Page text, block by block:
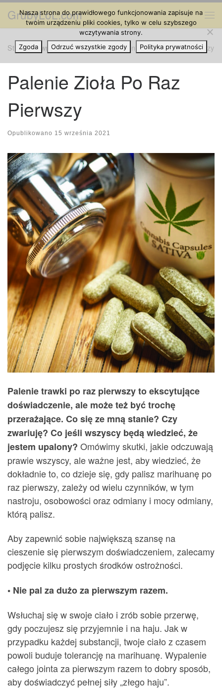
Przejdź do treści
GrubyLoL.com
Strona główna » Grube Artykuły » Palenie Zioła Po Raz Pierwszy
Palenie Zioła Po Raz
Pierwszy
Opublikowano 15 września 2021
Palenie trawki po raz pierwszy to ekscytujące
doświadczenie, ale może też być trochę
przerażające. Co się ze mną stanie? Czy
zwariuję? Co jeśli wszyscy będą wiedzieć, że
jestem upalony? Omówimy skutki, jakie odczuwają
prawie wszyscy, ale ważne jest, aby wiedzieć, że
dokładnie to, co dzieje się, gdy palisz marihuanę po
raz pierwszy, zależy od wielu czynników, w tym
nastroju, osobowości oraz odmiany i mocy odmiany,
którą palisz.
Aby zapewnić sobie największą szansę na
cieszenie się pierwszym doświadczeniem, zalecamy
podjęcie kilku prostych środków ostrożności.
• Nie pal za dużo za pierwszym razem.
Wsłuchaj się w swoje ciało i zrób sobie przerwę,
gdy poczujesz się przyjemnie i na haju. Jak w
przypadku każdej substancji, twoje ciało z czasem
powoli buduje tolerancję na marihuanę. Wypalenie
całego jointa za pierwszym razem to dobry sposób,
aby doświadczyć pełnej siły „złego haju”.
Nasza strona do prawidłowego funkcjonowania zapisuje na
twoim urządzeniu pliki cookies, tylko w celu szybszego
wczytywania strony.
Zgoda
Odrzuć wszystkie zgody Polityka prywatności